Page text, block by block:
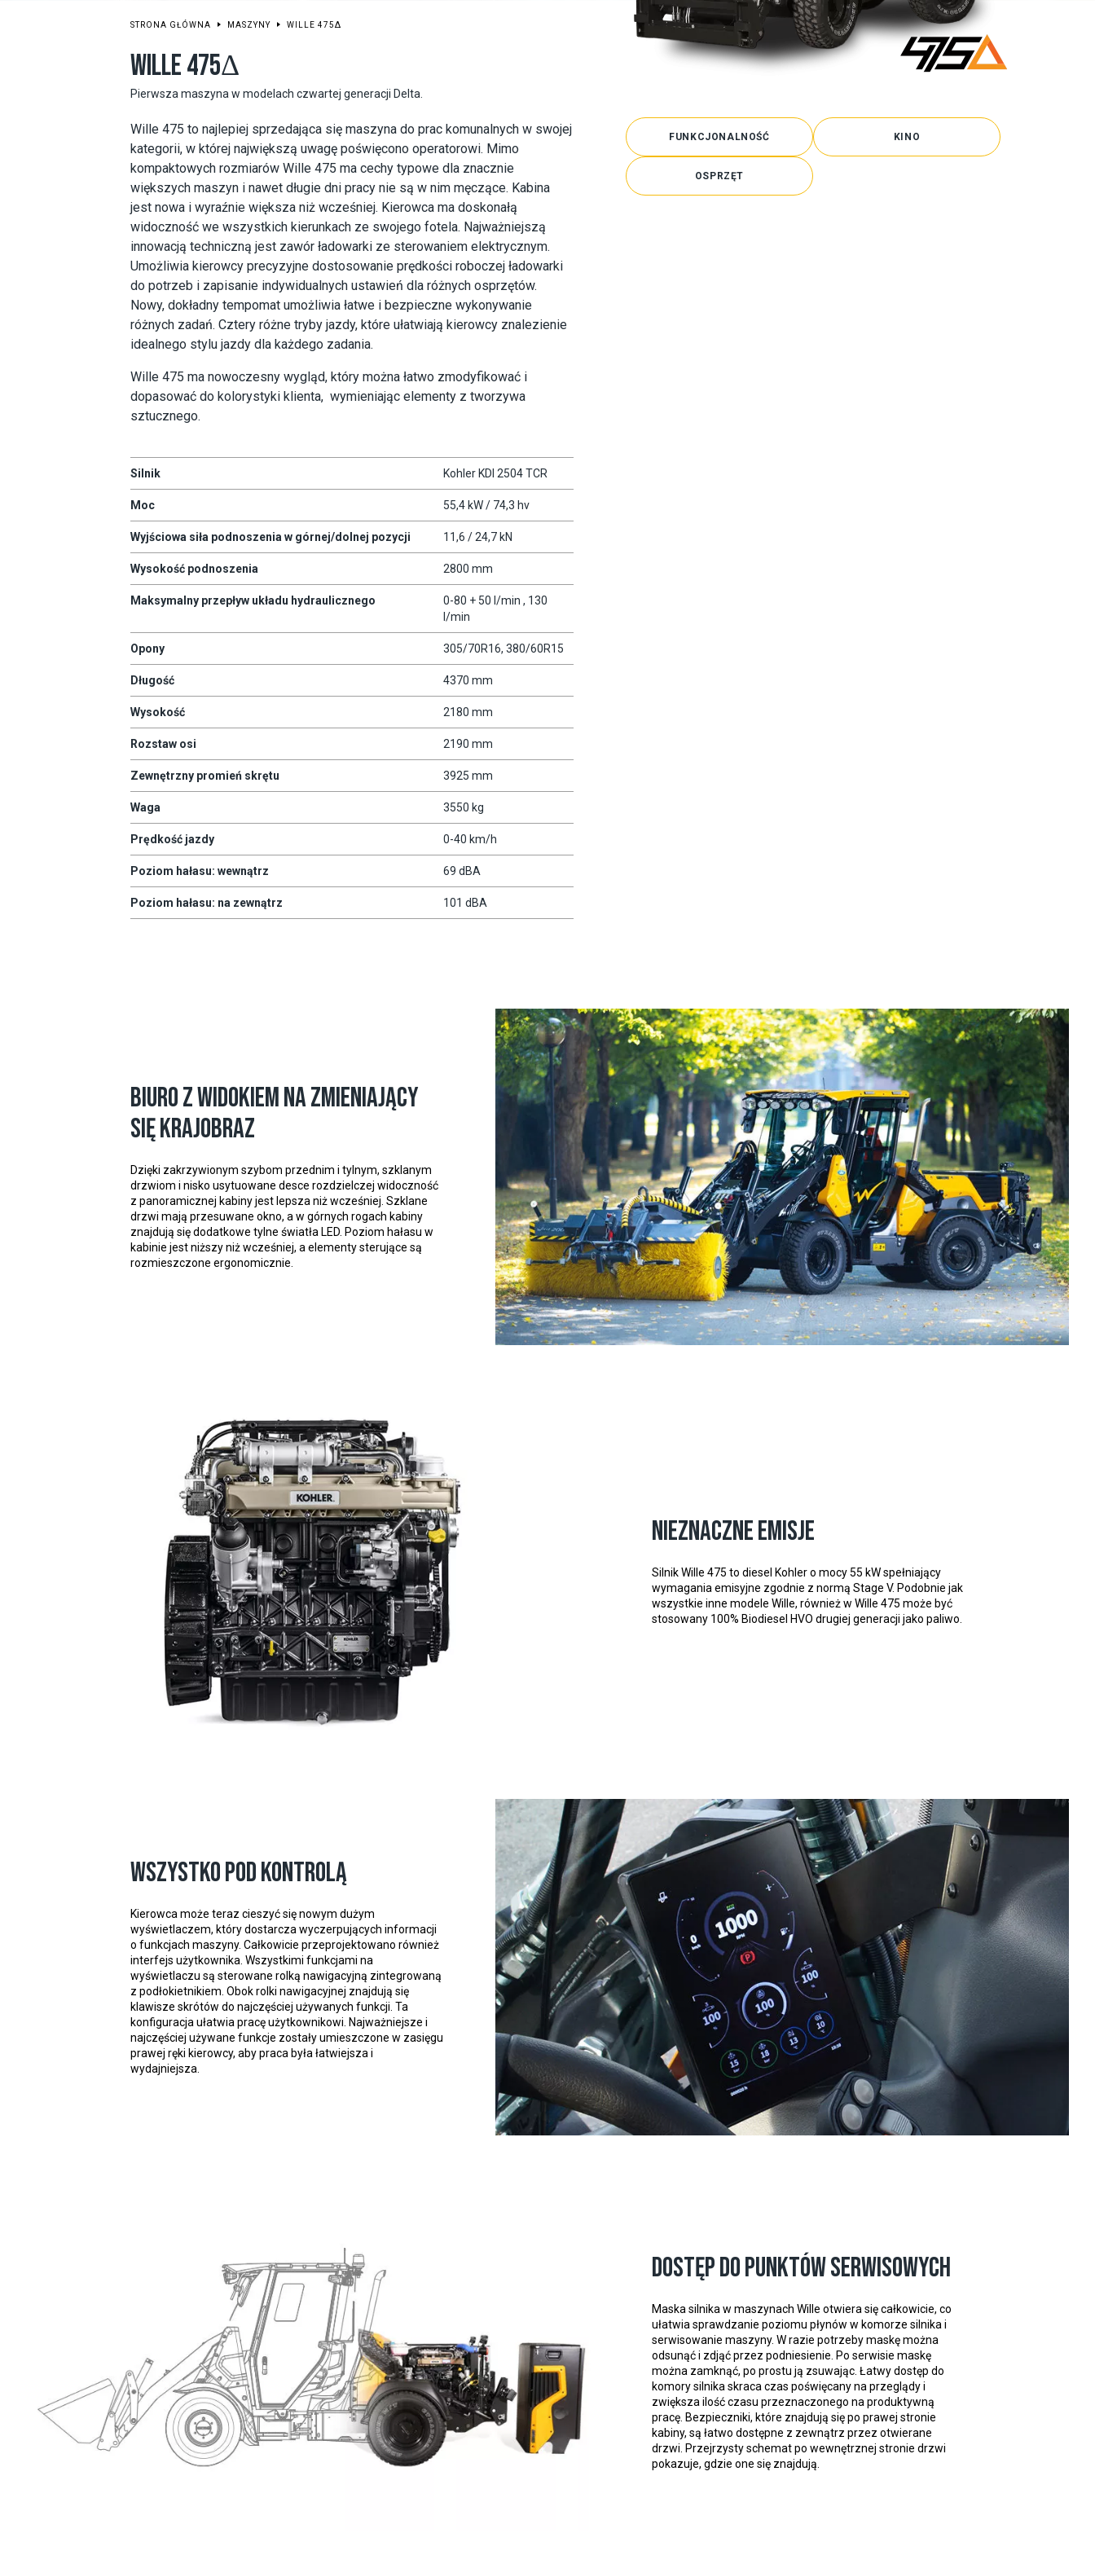
STRONA GŁÓWNA MASZYNY WILLE 475Δ
WILLE 475Δ
Pierwsza maszyna w modelach czwartej generacji Delta.
Wille 475 to najlepiej sprzedająca się maszyna do prac komunalnych w swojej
kategorii, w której największą uwagę poświęcono operatorowi. Mimo
kompaktowych rozmiarów Wille 475 ma cechy typowe dla znacznie
większych maszyn i nawet długie dni pracy nie są w nim męczące. Kabina
jest nowa i wyraźnie większa niż wcześniej. Kierowca ma doskonałą
widoczność we wszystkich kierunkach ze swojego fotela. Najważniejszą
innowacją techniczną jest zawór ładowarki ze sterowaniem elektrycznym.
Umożliwia kierowcy precyzyjne dostosowanie prędkości roboczej ładowarki
do potrzeb i zapisanie indywidualnych ustawień dla różnych osprzętów.
Nowy, dokładny tempomat umożliwia łatwe i bezpieczne wykonywanie
różnych zadań. Cztery różne tryby jazdy, które ułatwiają kierowcy znalezienie
idealnego stylu jazdy dla każdego zadania.
Wille 475 ma nowoczesny wygląd, który można łatwo zmodyfikować i
dopasować do kolorystyki klienta, wymieniając elementy z tworzywa
sztucznego.
Silnik Kohler KDI 2504 TCR
Moc 55,4 kW / 74,3 hv
Wyjściowa siła podnoszenia w górnej/dolnej pozycji 11,6 / 24,7 kN
Wysokość podnoszenia 2800 mm
Maksymalny przepływ układu hydraulicznego
0-80 + 50 l/min , 130
l/min
Opony 305/70R16, 380/60R15
Długość 4370 mm
Wysokość 2180 mm
Rozstaw osi 2190 mm
Zewnętrzny promień skrętu 3925 mm
Waga 3550 kg
Prędkość jazdy 0-40 km/h
Poziom hałasu: wewnątrz 69 dBA
Poziom hałasu: na zewnątrz 101 dBA
FUNKCJONALNOŚĆ KINO
OSPRZĘT
Biuro z widokiem na zmieniający
się krajobraz
Dzięki zakrzywionym szybom przednim i tylnym, szklanym
drzwiom i nisko usytuowane desce rozdzielczej widoczność
z panoramicznej kabiny jest lepsza niż wcześniej. Szklane
drzwi mają przesuwane okno, a w górnych rogach kabiny
znajdują się dodatkowe tylne światła LED. Poziom hałasu w
kabinie jest niższy niż wcześniej, a elementy sterujące są
rozmieszczone ergonomicznie.
Nieznaczne emisje
Silnik Wille 475 to diesel Kohler o mocy 55 kW spełniający
wymagania emisyjne zgodnie z normą Stage V. Podobnie jak
wszystkie inne modele Wille, również w Wille 475 może być
stosowany 100% Biodiesel HVO drugiej generacji jako paliwo.
Wszystko pod kontrolą
Kierowca może teraz cieszyć się nowym dużym
wyświetlaczem, który dostarcza wyczerpujących informacji
o funkcjach maszyny. Całkowicie przeprojektowano również
interfejs użytkownika. Wszystkimi funkcjami na
wyświetlaczu są sterowane rolką nawigacyjną zintegrowaną
z podłokietnikiem. Obok rolki nawigacyjnej znajdują się
klawisze skrótów do najczęściej używanych funkcji. Ta
konfiguracja ułatwia pracę użytkownikowi. Najważniejsze i
najczęściej używane funkcje zostały umieszczone w zasięgu
prawej ręki kierowcy, aby praca była łatwiejsza i
wydajniejsza.
Dostęp do punktów serwisowych
Maska silnika w maszynach Wille otwiera się całkowicie, co
ułatwia sprawdzanie poziomu płynów w komorze silnika i
serwisowanie maszyny. W razie potrzeby maskę można
odsunąć i zdjąć przez podniesienie. Po serwisie maskę
można zamknąć, po prostu ją zsuwając. Łatwy dostęp do
komory silnika skraca czas poświęcany na przeglądy i
zwiększa ilość czasu przeznaczonego na produktywną
pracę. Bezpieczniki, które znajdują się po prawej stronie
kabiny, są łatwo dostępne z zewnątrz przez otwierane
drzwi. Przejrzysty schemat po wewnętrznej stronie drzwi
pokazuje, gdzie one się znajdują.